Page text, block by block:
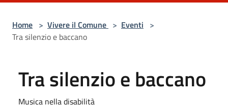
Home > Vivere il Comune > Eventi >
Tra silenzio e baccano
Tra silenzio e baccano
Musica nella disabilità